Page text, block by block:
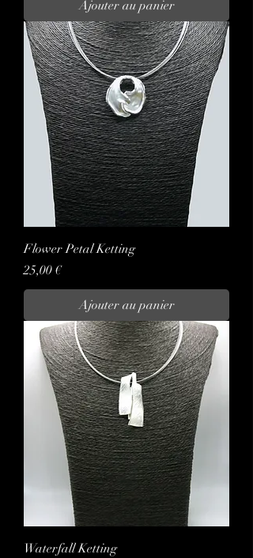
Ajouter au panier
Flower Petal Ketting
Prix
25,00 €
Ajouter au panier
Waterfall Ketting